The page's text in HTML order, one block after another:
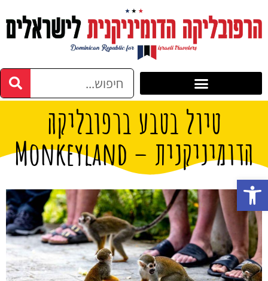
טיול בטבע ברפובליקה
הדומיניקנית – Monkeyland
פתח סרגל נגישות